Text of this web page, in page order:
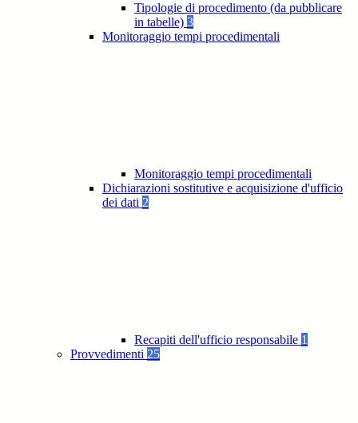
Tipologie di procedimento (da pubblicare
in tabelle) 3
Monitoraggio tempi procedimentali
Monitoraggio tempi procedimentali
Dichiarazioni sostitutive e acquisizione d'ufficio
dei dati 2
Recapiti dell'ufficio responsabile 1
Provvedimenti 25